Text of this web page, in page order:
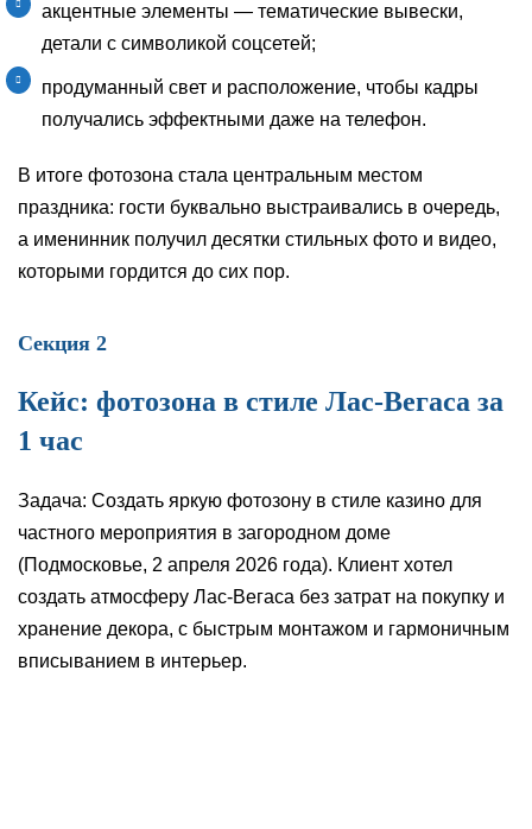
акцентные элементы — тематические вывески,
детали с символикой соцсетей;
продуманный свет и расположение, чтобы кадры
получались эффектными даже на телефон.
В итоге фотозона стала центральным местом
праздника: гости буквально выстраивались в очередь,
а именинник получил десятки стильных фото и видео,
которыми гордится до сих пор.
Секция 2
Кейс: фотозона в стиле Лас-Вегаса за
1 час
Задача: Создать яркую фотозону в стиле казино для
частного мероприятия в загородном доме
(Подмосковье, 2 апреля 2026 года). Клиент хотел
создать атмосферу Лас-Вегаса без затрат на покупку и
хранение декора, с быстрым монтажом и гармоничным
вписыванием в интерьер.